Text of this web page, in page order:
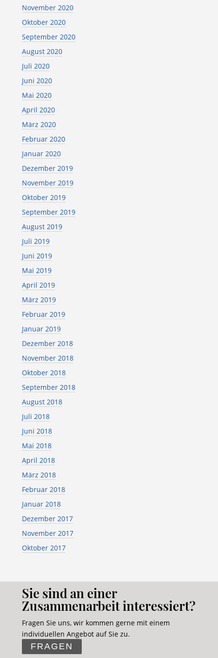
November 2020
Oktober 2020
September 2020
August 2020
Juli 2020
Juni 2020
Mai 2020
April 2020
März 2020
Februar 2020
Januar 2020
Dezember 2019
November 2019
Oktober 2019
September 2019
August 2019
Juli 2019
Juni 2019
Mai 2019
April 2019
März 2019
Februar 2019
Januar 2019
Dezember 2018
November 2018
Oktober 2018
September 2018
August 2018
Juli 2018
Juni 2018
Mai 2018
April 2018
März 2018
Februar 2018
Januar 2018
Dezember 2017
November 2017
Oktober 2017
Sie sind an einer
Zusammenarbeit interessiert?
Fragen Sie uns, wir kommen gerne mit einem
individuellen Angebot auf Sie zu.
FRAGEN